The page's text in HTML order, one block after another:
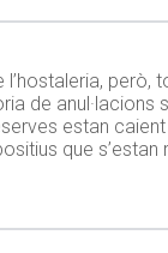
de anul·lacions
estan
que s’estan